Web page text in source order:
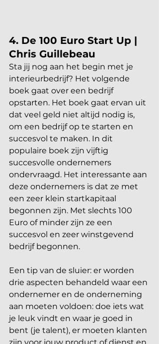
4. De 100 Euro Start Up |
Chris Guillebeau
Sta jij nog aan het begin met je
interieurbedrijf? Het volgende
boek gaat over een bedrijf
opstarten. Het boek gaat ervan uit
dat veel geld niet altijd nodig is,
om een bedrijf op te starten en
succesvol te maken. In dit
populaire boek zijn vijftig
succesvolle ondernemers
ondervraagd. Het interessante aan
deze ondernemers is dat ze met
een zeer klein startkapitaal
begonnen zijn. Met slechts 100
Euro of minder zijn ze een
succesvol en zeer winstgevend
bedrijf begonnen.
Een tip van de sluier: er worden
drie aspecten behandeld waar een
ondernemer en de onderneming
aan moeten voldoen: doe iets wat
je leuk vindt en waar je goed in
bent (je talent), er moeten klanten